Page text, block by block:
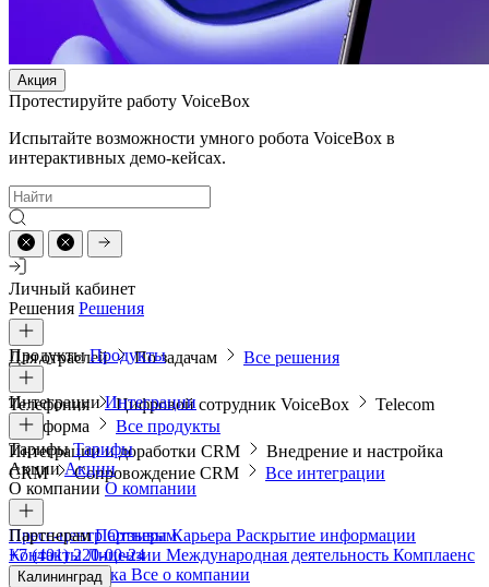
Акция
Протестируйте работу VoiceBox
Испытайте возможности умного робота VoiceBox в
интерактивных демо-кейсах.
Личный кабинет
Решения Решения
Для отраслей По задачам Все решения
ПродуктыПродукты
Телефония Цифровой сотрудник VoiceBox
Telecom
платформа
Все продукты
ИнтеграцииИнтеграции
Интеграции и доработки CRM
Внедрение и настройка
CRM
Сопровождение CRM Все интеграции
ТарифыТарифы
АкцииАкции
О компании О компании
Пресс-центрОтзывыКарьера Раскрытие информации
КонтактыЛицензии Международная деятельность Комплаенс
и деловая этика Все о компании
ПартнерамПартнерам
+7 (401) 220-00-24
Калининград